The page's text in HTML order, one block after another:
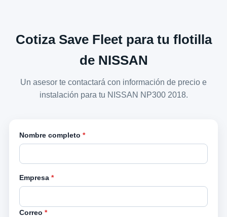
Cotiza Save Fleet para tu flotilla
de NISSAN
Un asesor te contactará con información de precio e
instalación para tu NISSAN NP300 2018.
Nombre completo *
Empresa *
Correo *